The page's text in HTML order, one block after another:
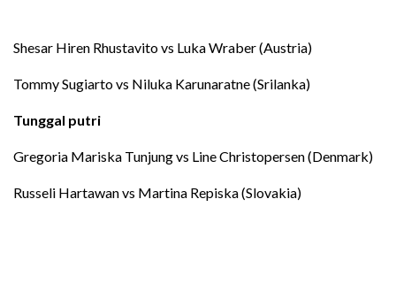
Shesar Hiren Rhustavito vs Luka Wraber (Austria)
Tommy Sugiarto vs Niluka Karunaratne (Srilanka)
Tunggal putri
Gregoria Mariska Tunjung vs Line Christopersen (Denmark)
Russeli Hartawan vs Martina Repiska (Slovakia)